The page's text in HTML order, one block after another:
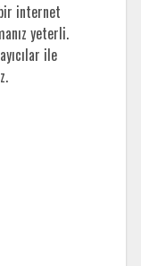
internet
yeterli.
ile